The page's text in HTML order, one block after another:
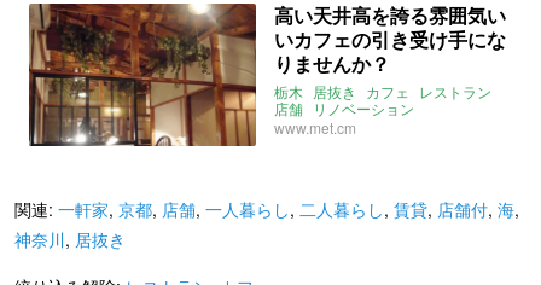
高い天井高を誇る雰囲気い
いカフェの引き受け手にな
りませんか？
栃木 居抜き カフェ
レストラン
店舗 リノベーション
www.met.cm
関連: 一軒家, 京都, 店舗, 一人暮らし, 二人暮らし, 賃貸, 店舗付, 海,
神奈川, 居抜き